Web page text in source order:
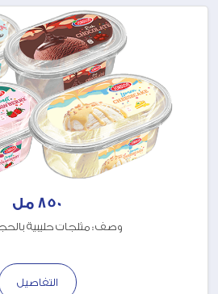
850 مل
وصف : مثلجات حليبية
التفاصيل